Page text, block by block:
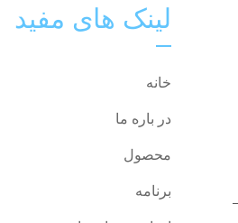
لینک های مفید
خانه
در باره ما
محصول
برنامه